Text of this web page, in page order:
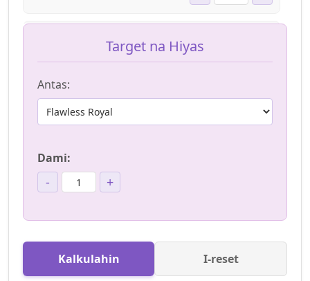
Square -
Radiant Square
Marquise - +
Target na Hiyas
Antas:
Dami:
- +
Kalkulahin I-reset